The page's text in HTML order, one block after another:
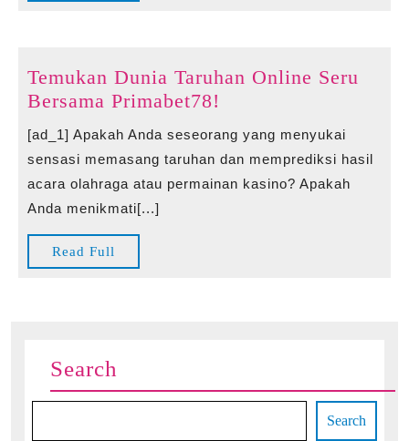
Artist’s
Unique
Full
Temukan Dunia Taruhan Online Seru
Bersama Primabet78!
Taruhan
Online
Seru
[ad_1] Apakah Anda seseorang yang menyukai
sensasi memasang taruhan dan memprediksi hasil
acara olahraga atau permainan kasino? Apakah
Anda menikmati[...]
Read Full
Full
Search
Search